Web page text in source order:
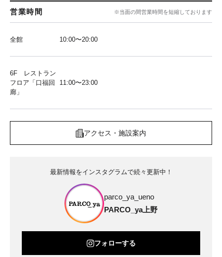
営業時間 ※当面の間営業時間を短縮しております
全館 10:00〜20:00
6F レストラン
フロア「口福回
廊」
11:00〜23:00
アクセス・施設案内
最新情報をインスタグラムで続々更新中！
parco_ya_ueno
PARCO_ya上野
フォローする